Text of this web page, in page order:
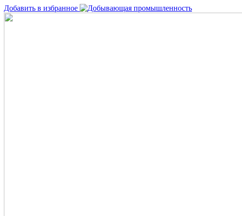
Добавить в избранное